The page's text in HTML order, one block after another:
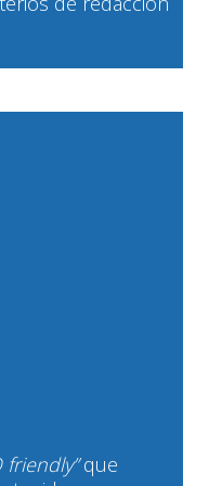
friendly”que